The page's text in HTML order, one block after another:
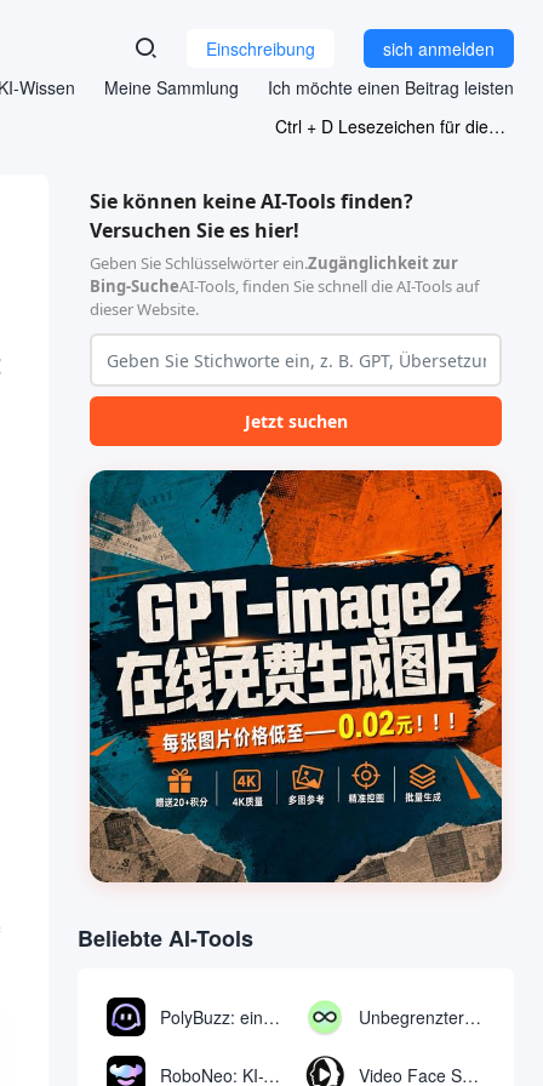
sich anmelden
Einschreibung
KI-Wissen Meine Sammlung
Ich möchte einen Beitrag leisten
Ctrl + D Lesezeichen für diese Seite
Sie können keine AI-Tools finden?
Versuchen Sie es hier!
Geben Sie Schlüsselwörter ein.Zugänglichkeit zur
Bing-SucheAI-Tools, finden Sie schnell die AI-Tools auf
dieser Website.
Jetzt suchen
Beliebte AI-Tools
PolyBuzz: eine kostenlose Chat- und Rollenspielplattform für die Interaktion mit KI-Charakteren Unbegrenzter AI-Chat: kostenloses unbegrenztes AI-Chat-Tool
RoboNeo: KI-Tool zur Erstellung und Bearbeitung von Videos und Bildern per Chat Video Face Swap